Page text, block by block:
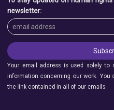
newsletter:
Your email address is used solely to
information concerning our work. You
the link contained in all of our emails.